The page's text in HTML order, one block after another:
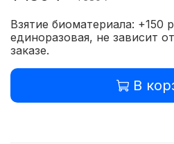
Взятие биоматериала: +150
единоразовая, не зависит
заказе.
В